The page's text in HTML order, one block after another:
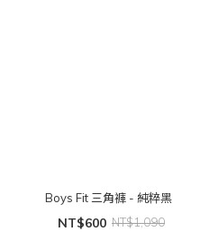
Boys Fit 三角褲 - 純粹黑
NT$600 NT$1,090